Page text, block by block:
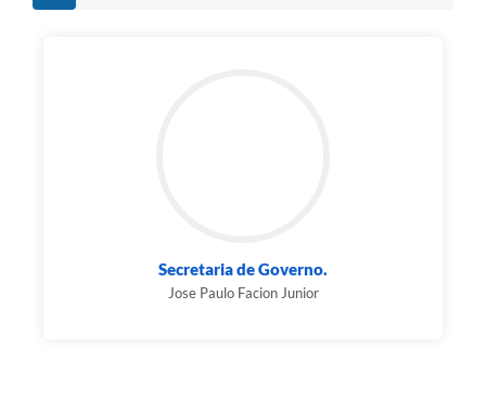
Secretaria de Governo.
Jose Paulo Facion Junior